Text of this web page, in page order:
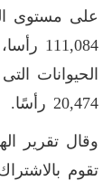
على مستوى
الحيوانات
20,474 رأسًا.
وقال تقرير
تقوم